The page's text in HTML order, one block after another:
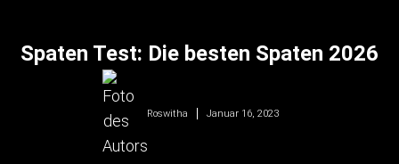
Spaten Test: Die besten Spaten 2026
Roswitha Januar 16, 2023